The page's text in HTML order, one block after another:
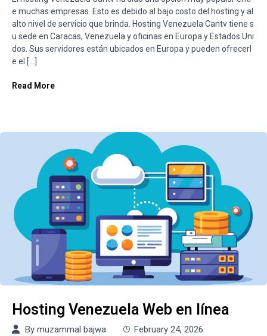
e muchas empresas. Esto es debido al bajo costo del hosting y al
alto nivel de servicio que brinda. Hosting Venezuela Cantv tiene s
u sede en Caracas, Venezuela y oficinas en Europa y Estados Uni
dos. Sus servidores están ubicados en Europa y pueden ofrecerl
e el […]
Read More
Hosting Venezuela Web en línea
By muzammal bajwa February 24, 2026